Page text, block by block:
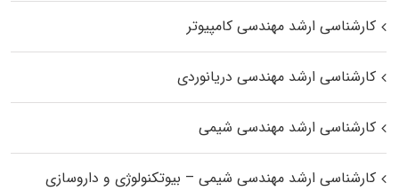
کارشناسی ارشد مهندسی کامپیوتر
کارشناسی ارشد مهندسی دریانوردی
کارشناسی ارشد مهندسی شیمی
کارشناسی ارشد مهندسی شیمی – بیوتکنولوژی و داروسازی